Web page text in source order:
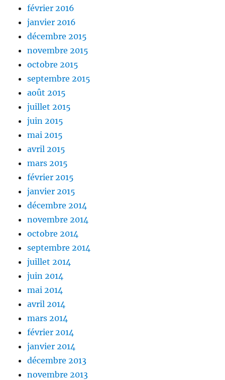
février 2016
janvier 2016
décembre 2015
novembre 2015
octobre 2015
septembre 2015
août 2015
juillet 2015
juin 2015
mai 2015
avril 2015
mars 2015
février 2015
janvier 2015
décembre 2014
novembre 2014
octobre 2014
septembre 2014
juillet 2014
juin 2014
mai 2014
avril 2014
mars 2014
février 2014
janvier 2014
décembre 2013
novembre 2013